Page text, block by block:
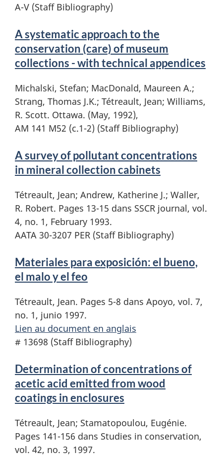
A-V (Staff Bibliography)
A systematic approach to the
conservation (care) of museum
collections - with technical appendices
Michalski, Stefan; MacDonald, Maureen A.;
Strang, Thomas J.K.; Tétreault, Jean; Williams,
R. Scott. Ottawa. (May, 1992),
AM 141 M52 (c.1-2) (Staff Bibliography)
A survey of pollutant concentrations
in mineral collection cabinets
Tétreault, Jean; Andrew, Katherine J.; Waller,
R. Robert. Pages 13-15 dans SSCR journal, vol.
4, no. 1, February 1993.
AATA 30-3207 PER (Staff Bibliography)
Materiales para exposición: el bueno,
el malo y el feo
Tétreault, Jean. Pages 5-8 dans Apoyo, vol. 7,
no. 1, junio 1997.
Lien au document en anglais
# 13698 (Staff Bibliography)
Determination of concentrations of
acetic acid emitted from wood
coatings in enclosures
Tétreault, Jean; Stamatopoulou, Eugénie.
Pages 141-156 dans Studies in conservation,
vol. 42, no. 3, 1997.